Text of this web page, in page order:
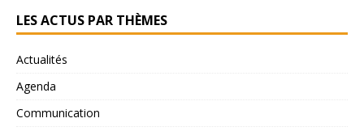
LES ACTUS PAR THÈMES
Actualités
Agenda
Communication